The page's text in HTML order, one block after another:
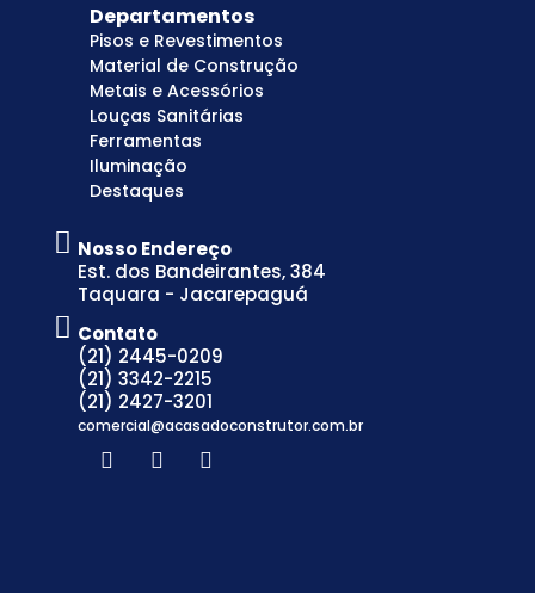
Departamentos
Pisos e Revestimentos
Material de Construção
Metais e Acessórios
Louças Sanitárias
Ferramentas
Iluminação
Destaques
Nosso Endereço
Est. dos Bandeirantes, 384
Taquara - Jacarepaguá
Contato
(21) 2445-0209
(21) 3342-2215
(21) 2427-3201
comercial@acasadoconstrutor.com.br